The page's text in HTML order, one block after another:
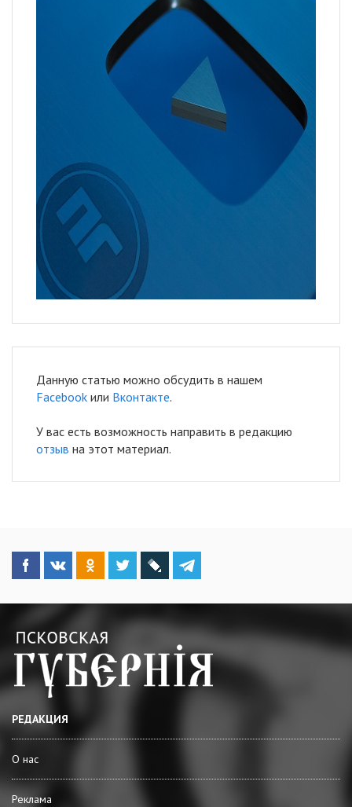
Данную статью можно обсудить в нашем
Facebook или Вконтакте.
У вас есть возможность направить в редакцию
отзыв на этот материал.
РЕДАКЦИЯ
О нас
Реклама